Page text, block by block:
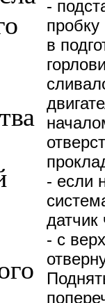
-
в
- если
датчик
- с